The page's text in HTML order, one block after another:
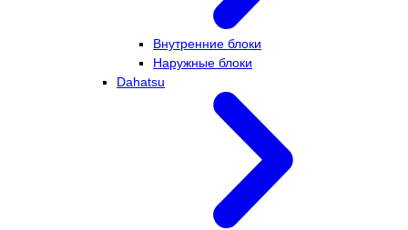
Внутренние блоки
Наружные блоки
Dahatsu